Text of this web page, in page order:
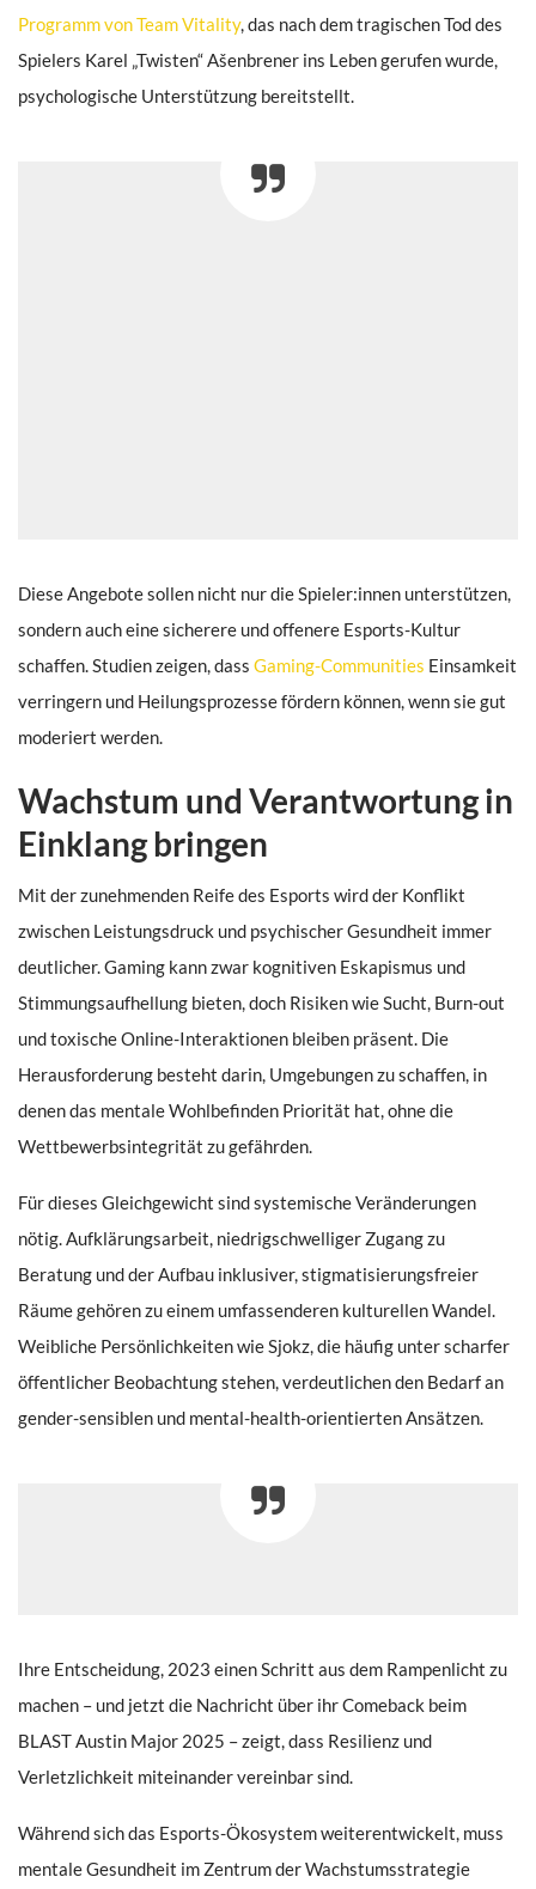
Programm von Team Vitality, das nach dem tragischen Tod des
Spielers Karel „Twisten“ Ašenbrener ins Leben gerufen wurde,
psychologische Unterstützung bereitstellt.
Diese Angebote sollen nicht nur die Spieler:innen unterstützen,
sondern auch eine sicherere und offenere Esports-Kultur
schaffen. Studien zeigen, dass Gaming-Communities Einsamkeit
verringern und Heilungsprozesse fördern können, wenn sie gut
moderiert werden.
Wachstum und Verantwortung in
Einklang bringen
Mit der zunehmenden Reife des Esports wird der Konflikt
zwischen Leistungsdruck und psychischer Gesundheit immer
deutlicher. Gaming kann zwar kognitiven Eskapismus und
Stimmungsaufhellung bieten, doch Risiken wie Sucht, Burn-out
und toxische Online-Interaktionen bleiben präsent. Die
Herausforderung besteht darin, Umgebungen zu schaffen, in
denen das mentale Wohlbefinden Priorität hat, ohne die
Wettbewerbsintegrität zu gefährden.
Für dieses Gleichgewicht sind systemische Veränderungen
nötig. Aufklärungsarbeit, niedrigschwelliger Zugang zu
Beratung und der Aufbau inklusiver, stigmatisierungsfreier
Räume gehören zu einem umfassenderen kulturellen Wandel.
Weibliche Persönlichkeiten wie Sjokz, die häufig unter scharfer
öffentlicher Beobachtung stehen, verdeutlichen den Bedarf an
gender-sensiblen und mental-health-orientierten Ansätzen.
Ihre Entscheidung, 2023 einen Schritt aus dem Rampenlicht zu
machen – und jetzt die Nachricht über ihr Comeback beim
BLAST Austin Major 2025 – zeigt, dass Resilienz und
Verletzlichkeit miteinander vereinbar sind.
Während sich das Esports-Ökosystem weiterentwickelt, muss
mentale Gesundheit im Zentrum der Wachstumsstrategie